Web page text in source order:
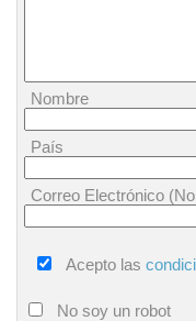
Nombre
País
Correo Electrónico
Acepto las
No soy un robot